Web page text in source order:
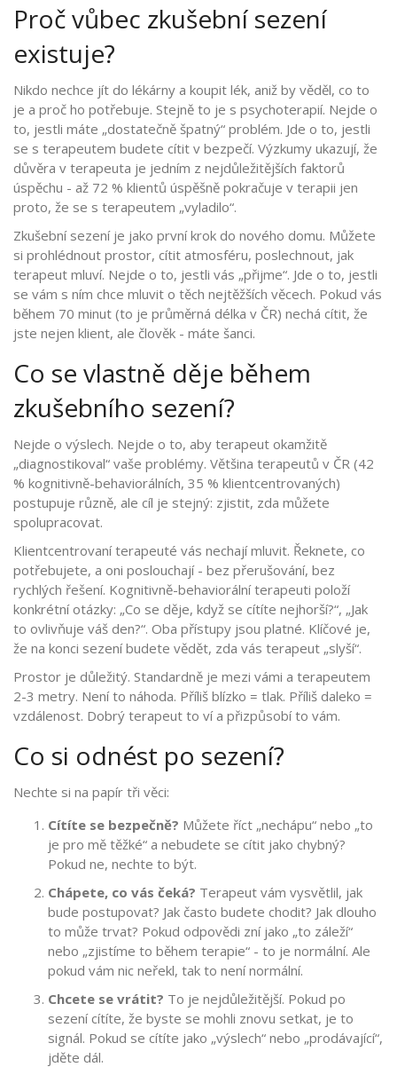
Proč vůbec zkušební sezení
existuje?
Nikdo nechce jít do lékárny a koupit lék, aniž by věděl, co to
je a proč ho potřebuje. Stejně to je s psychoterapií. Nejde o
to, jestli máte „dostatečně špatný“ problém. Jde o to, jestli
se s terapeutem budete cítit v bezpečí. Výzkumy ukazují, že
důvěra v terapeuta je jedním z nejdůležitějších faktorů
úspěchu - až 72 % klientů úspěšně pokračuje v terapii jen
proto, že se s terapeutem „vyladilo“.
Zkušební sezení je jako první krok do nového domu. Můžete
si prohlédnout prostor, cítit atmosféru, poslechnout, jak
terapeut mluví. Nejde o to, jestli vás „přijme“. Jde o to, jestli
se vám s ním chce mluvit o těch nejtěžších věcech. Pokud vás
během 70 minut (to je průměrná délka v ČR) nechá cítit, že
jste nejen klient, ale člověk - máte šanci.
Co se vlastně děje během
zkušebního sezení?
Nejde o výslech. Nejde o to, aby terapeut okamžitě
„diagnostikoval“ vaše problémy. Většina terapeutů v ČR (42
% kognitivně-behaviorálních, 35 % klientcentrovaných)
postupuje různě, ale cíl je stejný: zjistit, zda můžete
spolupracovat.
Klientcentrovaní terapeuté vás nechají mluvit. Řeknete, co
potřebujete, a oni poslouchají - bez přerušování, bez
rychlých řešení. Kognitivně-behaviorální terapeuti položí
konkrétní otázky: „Co se děje, když se cítíte nejhorší?“, „Jak
to ovlivňuje váš den?“. Oba přístupy jsou platné. Klíčové je,
že na konci sezení budete vědět, zda vás terapeut „slyší“.
Prostor je důležitý. Standardně je mezi vámi a terapeutem
2-3 metry. Není to náhoda. Příliš blízko = tlak. Příliš daleko =
vzdálenost. Dobrý terapeut to ví a přizpůsobí to vám.
Co si odnést po sezení?
Nechte si na papír tři věci:
Cítíte se bezpečně? Můžete říct „nechápu“ nebo „to
je pro mě těžké“ a nebudete se cítit jako chybný?
Pokud ne, nechte to být.
Chápete, co vás čeká? Terapeut vám vysvětlil, jak
bude postupovat? Jak často budete chodit? Jak dlouho
to může trvat? Pokud odpovědi zní jako „to záleží“
nebo „zjistíme to během terapie“ - to je normální. Ale
pokud vám nic neřekl, tak to není normální.
Chcete se vrátit? To je nejdůležitější. Pokud po
sezení cítíte, že byste se mohli znovu setkat, je to
signál. Pokud se cítíte jako „výslech“ nebo „prodávající“,
jděte dál.